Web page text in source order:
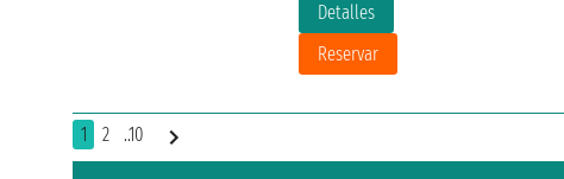
Detalles
Reservar
1 2 ..10